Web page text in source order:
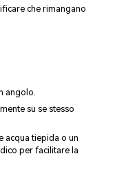
che rimangano
angolo.
su se stesso
acqua tiepida o un
per facilitare la